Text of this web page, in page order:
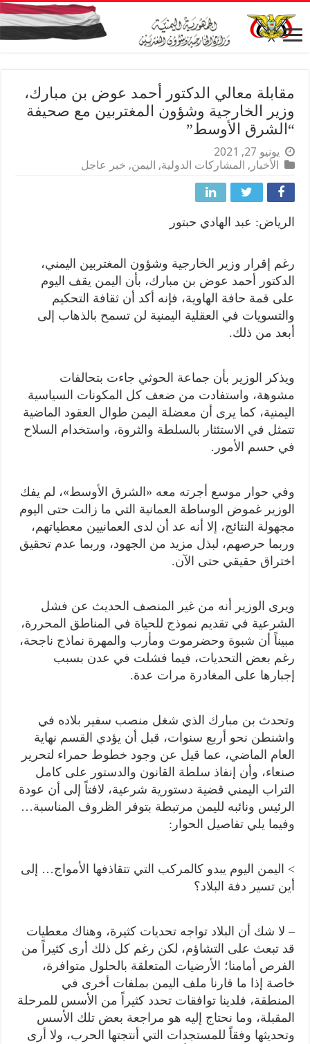
مقابلة معالي الدكتور أحمد عوض بن مبارك،
وزير الخارجية وشؤون المغتربين مع صحيفة
“الشرق الأوسط”
يونيو 27, 2021
الأخبار , المشاركات الدولية, اليمن, خبر عاجل
الرياض: عبد الهادي حبتور
رغم إقرار وزير الخارجية وشؤون المغتربين اليمني،
الدكتور أحمد عوض بن مبارك، بأن اليمن يقف اليوم
على قمة حافة الهاوية، فإنه أكد أن ثقافة التحكيم
والتسويات في العقلية اليمنية لن تسمح بالذهاب إلى
أبعد من ذلك.
ويذكر الوزير بأن جماعة الحوثي جاءت بتحالفات
مشوهة، واستفادت من ضعف كل المكونات السياسية
اليمنية، كما يرى أن معضلة اليمن طوال العقود الماضية
تتمثل في الاستئثار بالسلطة والثروة، واستخدام السلاح
في حسم الأمور.
وفي حوار موسع أجرته معه «الشرق الأوسط»، لم يفك
الوزير غموض الوساطة العمانية التي ما زالت حتى اليوم
مجهولة النتائج، إلا أنه عد أن لدى العمانيين معطياتهم،
وربما حرصهم، لبذل مزيد من الجهود، وربما عدم تحقيق
اختراق حقيقي حتى الآن.
ويرى الوزير أنه من غير المنصف الحديث عن فشل
الشرعية في تقديم نموذج للحياة في المناطق المحررة،
مبيناً أن شبوة وحضرموت ومأرب والمهرة نماذج ناجحة،
رغم بعض التحديات، فيما فشلت في عدن بسبب
إجبارها على المغادرة مرات عدة.
وتحدث بن مبارك الذي شغل منصب سفير بلاده في
واشنطن نحو أربع سنوات، قبل أن يؤدي القسم نهاية
العام الماضي، عما قيل عن وجود خطوط حمراء لتحرير
صنعاء، وأن إنفاذ سلطة القانون والدستور على كامل
التراب اليمني قضية دستورية شرعية، لافتاً إلى أن عودة
الرئيس ونائبه لليمن مرتبطة بتوفر الظروف المناسبة…
وفيما يلي تفاصيل الحوار:
> اليمن اليوم يبدو كالمركب التي تتقاذفها الأمواج… إلى
أين تسير دفة البلاد؟
– لا شك أن البلاد تواجه تحديات كثيرة، وهناك معطيات
قد تبعث على التشاؤم، لكن رغم كل ذلك أرى كثيراً من
الفرص أمامنا؛ الأرضيات المتعلقة بالحلول متوافرة،
خاصة إذا ما قارنا ملف اليمن بملفات أخرى في
المنطقة، فلدينا توافقات تحدد كثيراً من الأسس للمرحلة
المقبلة، وما نحتاج إليه هو مراجعة بعض تلك الأسس
وتحديثها وفقاً للمستجدات التي أنتجتها الحرب، ولا أرى